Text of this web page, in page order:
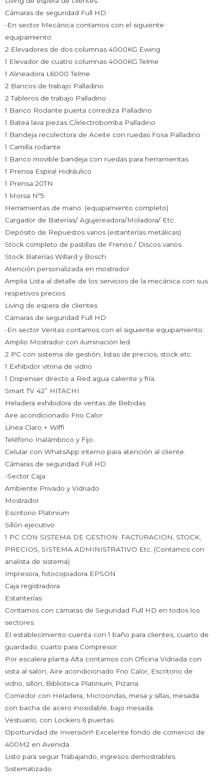
Cámaras de seguridad Full HD
-En sector Mecánica contamos con el siguiente
equipamiento:
2 Elevadores de dos columnas 4000KG Ewing
1 Elevador de cuatro columnas 4000KG Telme
1 Alineadora L6000 Telme
2 Bancos de trabajo Palladino
2 Tableros de trabajo Palladino
1 Banco Rodante puerta corrediza Palladino
1 Batea lava piezas C/electrobomba Palladino
1 Bandeja recolectora de Aceite con ruedas Fosa Palladino
1 Camilla rodante
1 Banco movible bandeja con ruedas para herramientas
1 Prensa Espiral Hidráulico
1 Prensa 20TN
1 Morsa Nº5
Herramientas de mano: (equipamiento completo)
Cargador de Baterías/ Agujereadora/Moladora/ Etc.
Depósito de Repuestos varios (estanterías metálicas)
Stock completo de pastillas de Frenos / Discos varios.
Stock Baterías Willard y Bosch
Atención personalizada en mostrador
Amplia Lista al detalle de los servicios de la mecánica con sus
respetivos precios
Living de espera de clientes
Cámaras de seguridad Full HD
-En sector Ventas contamos con el siguiente equipamiento:
Amplio Mostrador con iluminación led
2 PC con sistema de gestión, listas de precios, stock etc.
1 Exhibidor vitrina de vidrio
1 Dispenser directo a Red agua caliente y fría.
Smart TV 42” HITACHI
Heladera exhibidora de ventas de Bebidas
Aire acondicionado Frio Calor
Línea Claro + Wiffi
Teléfono Inalámbrico y Fijo
Celular con WhatsApp interno para atención al cliente.
Cámaras de seguridad Full HD
-Sector Caja:
Ambiente Privado y Vidriado
Mostrador
Escritorio Platinium
Sillón ejecutivo
1 PC CON SISTEMA DE GESTION: FACTURACION, STOCK,
PRECIOS, SISTEMA ADMINISTRATIVO Etc. (Contamos con
analista de sistema)
Impresora, fotocopiadora EPSON
Caja registradora
Estanterías
Contamos con cámaras de Seguridad Full HD en todos los
sectores.
El establecimiento cuenta con 1 baño para clientes, cuarto de
guardado, cuarto para Compresor.
Por escalera planta Alta contamos con Oficina Vidriada con
vista al salón, Aire acondicionado Frio Calor, Escritorio de
vidrio, sillón, Biblioteca Platinium, Pizarra.
Comedor con Heladera, Microondas, mesa y sillas, mesada
con bacha de acero inoxidable, bajo mesada.
Vestuario, con Lockers 6 puertas.
Oportunidad de Inversión!! Excelente fondo de comercio de
400M2 en Avenida.
Listo para seguir Trabajando, ingresos demostrables.
Sistematizado.